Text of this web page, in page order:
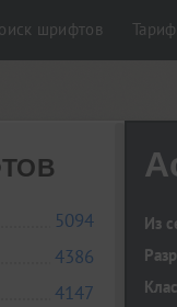
шрифтов
5094
4386
4147
Из